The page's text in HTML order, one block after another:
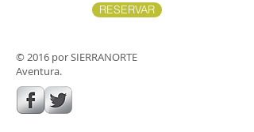
RESERVAR
© 2016 por SIERRANORTE
Aventura.